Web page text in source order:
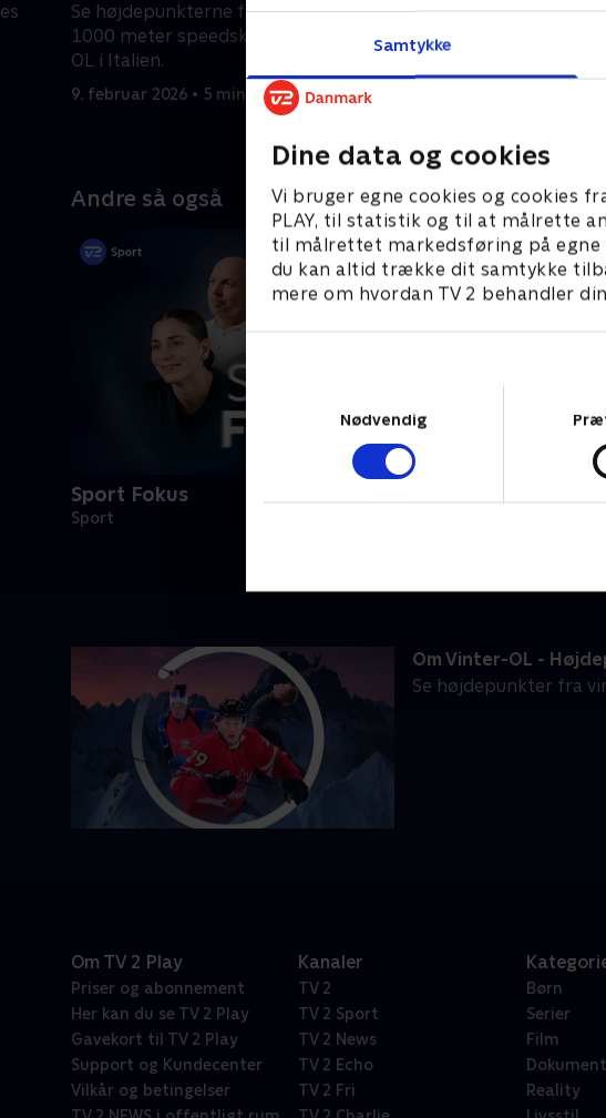
Samtykke
Dine data og cookies
Vi bruger egne cookies og cookies
PLAY, til statistik og til at målrette
til målrettet markedsføring på egne
du kan altid trække dit samtykke
mere om hvordan TV 2 behandler
Nødvendig
Se højdepunkterne fra kvindernes
1000 meter speedskating fra Vinter-
OL i Italien.
9. februar 2026 • 5 min
styrtløb og slalom ved
Italien.
Andre så også
Sport Fokus
Sport
Om Vinter-OL -
Se højdepunkter fra
Om TV 2 Play
Priser og abonnement
Her kan du se TV 2 Play
Gavekort til TV 2 Play
Support og Kundecenter
Vilkår og betingelser
Kanaler
TV 2
TV 2 Sport
TV 2 News
TV 2 Echo
TV 2 Fri
Børn
Serier
Film
Reality